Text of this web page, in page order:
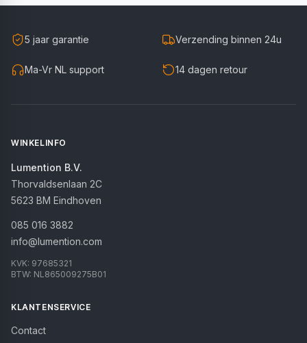
5 jaar garantie Verzending binnen 24u
Ma-Vr NL support 14 dagen retour
WINKELINFO
Lumention B.V.
Thorvaldsenlaan 2C
5623 BM Eindhoven
085 016 3882
info@lumention.com
KVK: 97685321
BTW: NL865009275B01
KLANTENSERVICE
Contact